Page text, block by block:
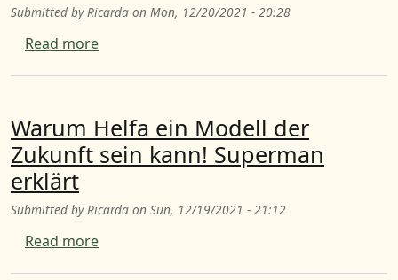
Submitted byRicarda on Mon, 12/20/2021 - 20:28
Read moreabout Helfa engagieren sich
Warum Helfa ein Modell der
Zukunft sein kann! Superman
erklärt
Submitted byRicarda on Sun, 12/19/2021 - 21:12
Read moreabout Warum Helfa ein Modell der Zukunft